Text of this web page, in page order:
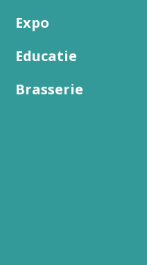
Expo
Educatie
Brasserie